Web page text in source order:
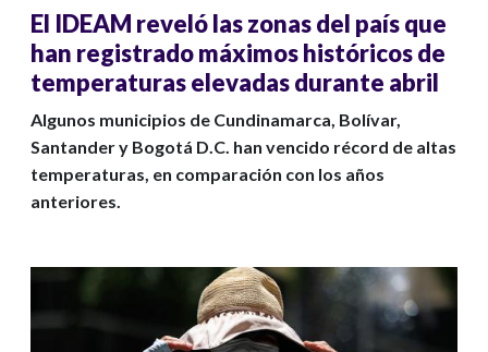
El IDEAM reveló las zonas del país que
han registrado máximos históricos de
temperaturas elevadas durante abril
Algunos municipios de Cundinamarca, Bolívar,
Santander y Bogotá D.C. han vencido récord de altas
temperaturas, en comparación con los años
anteriores.